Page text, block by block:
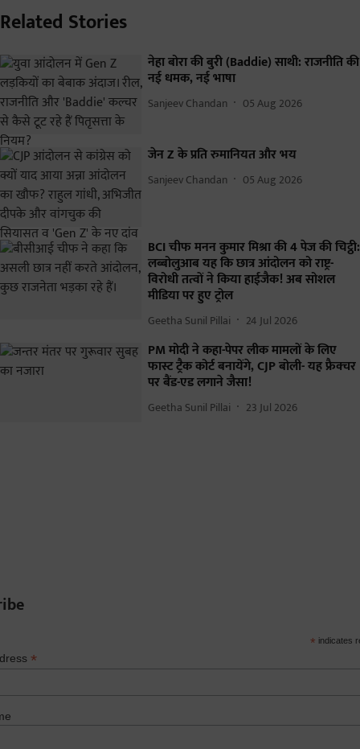
Related Stories
नेहा बोरा की बुरी (Baddie) साथी: राजनीति की
नई धमक, नई भाषा
Sanjeev Chandan 05 Aug 2026
जेन Z के प्रति रुमानियत और भय
Sanjeev Chandan 05 Aug 2026
BCI चीफ मनन कुमार मिश्रा की 4 पेज की चिट्ठी:
लब्बोलुआब यह कि छात्र आंदोलन को राष्ट्र-
विरोधी तत्वों ने किया हाईजैक! अब सोशल
मीडिया पर हुए ट्रोल
Geetha Sunil Pillai 24 Jul 2026
PM मोदी ने कहा-पेपर लीक मामलों के लिए
फास्ट ट्रैक कोर्ट बनायेंगे, CJP बोली- यह फ्रैक्चर
पर बैंड-एड लगाने जैसा!
Geetha Sunil Pillai 23 Jul 2026
* indicates
*